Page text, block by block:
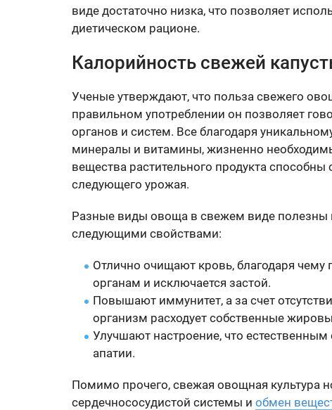
виде достаточно низка, что позволяет
диетическом рационе.
Калорийность свежей
Ученые утверждают, что польза свежего
правильном употреблении он позволяет
органов и систем. Все благодаря
минералы и витамины, жизненно
вещества растительного продукта
следующего урожая.
Разные виды овоща в свежем виде полезны
следующими свойствами:
Отлично очищают кровь, благодаря чему
органам и исключается застой.
Повышают иммунитет, а за счет
организм расходует собственные
Улучшают настроение, что
апатии.
Помимо прочего, свежая овощная культура
сердечнососудистой системы и обмен